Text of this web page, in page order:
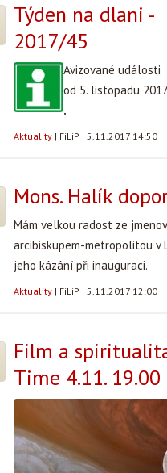
Týden na dlani -
2017/45
Avizované události
od 5. listopadu 2017
.
Aktuality | FiLiP | 5.11.2017 14:50
Mons. Halík
Mám velkou radost ze
arcibiskupem-metropolitou v
jeho kázání při inauguraci.
Aktuality | FiLiP | 5.11.2017 12:00
Film a
Time 4.11. 19.00